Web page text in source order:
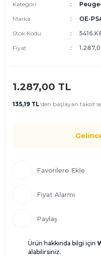
Kategori
Marka
OE-
Stok Kodu
Fiyat
1.287,00 TL
135,19 TL'den başlayan taksit
Fiyat Alarmı
Paylaş
Ürün hakkında bilgi için
alabilirsiniz.